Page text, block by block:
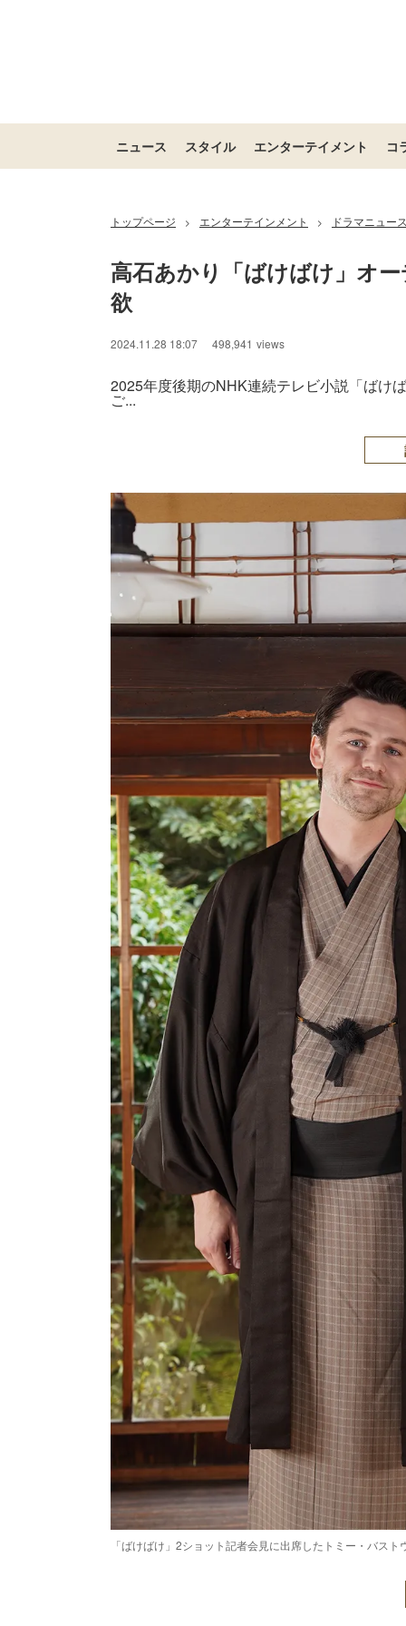
ニュース スタイル エンターテイメント コ
トップページ > エンターテインメント > ドラマニュー
高石あかり「ばけばけ」オ
欲
2024.11.28 18:07 498,941 views
2025年度後期のNHK連続テレビ小説「ばけ
ご...
「ばけばけ」2ショット記者会見に出席したトミー・バス